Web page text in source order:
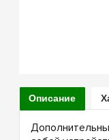
Описание